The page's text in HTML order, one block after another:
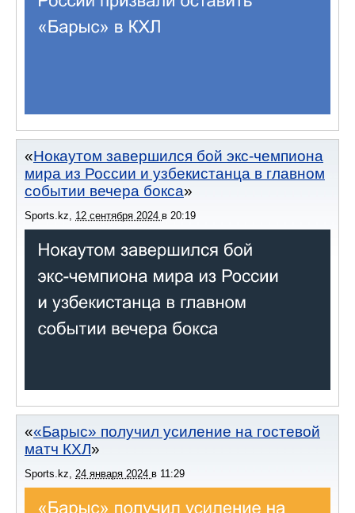
Нокаутом завершился бой экс-чемпиона
мира из России и узбекистанца в главном
событии вечера бокса
Sports.kz 12 сентября 2024 в 20:19
«Барыс» получил усиление на гостевой
матч КХЛ
Sports.kz 24 января 2024 в 11:29